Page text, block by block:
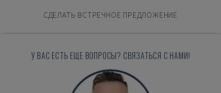
СДЕЛАТЬ ВСТРЕЧНОЕ ПРЕДЛОЖЕНИЕ
У ВАС ЕСТЬ ЕЩЕ ВОПРОСЫ? СВЯЗАТЬСЯ С НАМИ!